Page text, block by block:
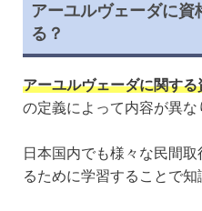
アーユルヴェーダに
る？
アーユルヴェーダに関する
の定義によって内容が異な
日本国内でも様々な民間
るために学習することで知